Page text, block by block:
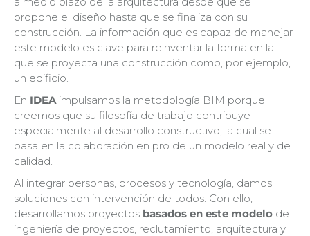
propone el diseño hasta que se finaliza con su
construcción. La información que es capaz de manejar
este modelo es clave para reinventar la forma en la
que se proyecta una construcción como, por ejemplo,
un edificio.
En IDEA impulsamos la metodología BIM porque
creemos que su filosofía de trabajo contribuye
especialmente al desarrollo constructivo, la cual se
basa en la colaboración en pro de un modelo real y de
calidad.
Al integrar personas, procesos y tecnología, damos
soluciones con intervención de todos. Con ello,
desarrollamos proyectos basados en este modelo de
ingeniería de proyectos, reclutamiento, arquitectura y